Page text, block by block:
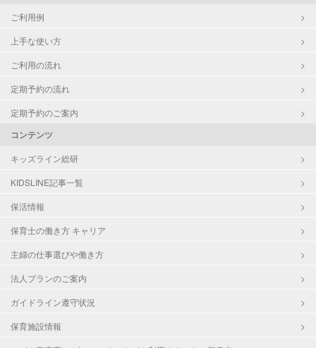
ご利用例
上手な使い方
ご利用の流れ
定期予約の流れ
定期予約のご案内
コンテンツ
キッズライン総研
KIDSLINE記事一覧
保活情報
保育士の働き方 キャリア
主婦の仕事選びや働き方
法人プランのご案内
ガイドライン遵守状況
保育施設情報